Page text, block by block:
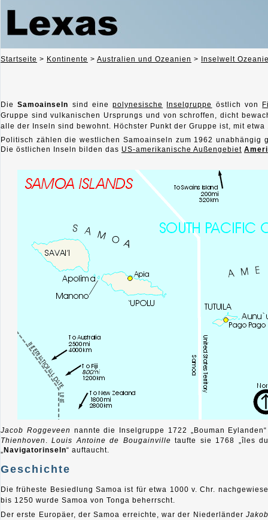
Startseite > Kontinente > Australien und Ozeanien > Inselwelt
DieSamoainseln sind einepolynesische Inselgruppe östlich von
Gruppe sind vulkanischen Ursprungs und von schroffen, dicht
alle der Inseln sind bewohnt. Höchster Punkt der Gruppe ist, mit
Politisch zählen die westlichen Samoainseln zum 1962 unabhängig
Die östlichen Inseln bilden das US-amerikanische Außengebiet
Jacob Roggeveen nannte die Inselgruppe 1722 „Bouman
Thienhoven
.Louis Antoine de Bougainville taufte sie 1768 „îles
Navigatorinseln“ auftaucht.
Geschichte
Die früheste Besiedlung Samoa ist für etwa 1000 v. Chr.
bis 1250 wurde Samoa von Tonga beherrscht.
Der erste Europäer, der Samoa erreichte, war der Niederländer